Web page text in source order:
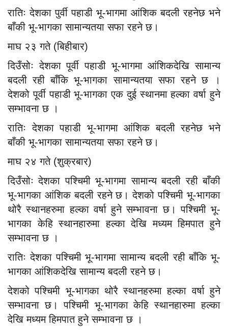
रातिः देशका पुर्वी पहाडी भू-भागमा आंशिक बदली रहनेछ भने
बाँकी भू-भागका सामान्यतया सफा रहने छ।
माघ २३ गते (बिहीबार)
दिउँसोः देशका पूर्वी पहाडी भू-भागमा आंशिकदेखि सामान्य
बदली रही बाँकि भू-भागका सामान्यतया सफा रहने छ ।
देशको पूर्वी पहाडी भू-भागका एक दुई स्थानमा हल्का वर्षा हुने
सम्भावना छ ।
रातिः देशका पहाडी भू-भागमा आंशिक बदली रहनेछ भने
बाँकी भू-भागका सामान्यतया सफा रहने छ।
माघ २४ गते (शुक्रबार)
दिउँसोः देशका पश्चिमी भू-भागमा सामान्य बदली रही बाँकी
भू-भागका आंशिक बदली रहने छ। देशको पश्चिमी भू-भागका
थोरै स्थानहरुमा हल्का वर्षा हुने सम्भावना छ। पश्चिमी भू-
भागका केहि स्थानहारुमा हल्का देखि मध्यम हिमपात हुने
सम्भावना छ ।
रातिः देशका पश्चिमी भू-भागमा सामान्य बदली रही बाँकि भू-
भागका आंशिकदेखि सामान्य बदली रहने छ।
देशको पश्चिमी भू-भागका थोरै स्थानहरुमा हल्का वर्षा हुने
सम्भावना छ। पश्चिमी भू-भागका केहि स्थानहारुमा हल्का
देखि मध्यम हिमपात हुने सम्भावना छ ।